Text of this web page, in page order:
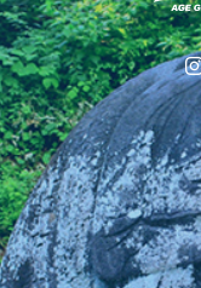
【イベント報告】
されました